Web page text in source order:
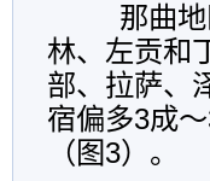
那曲地
林、左贡和
部、拉萨、
宿偏多3成
（图3）。